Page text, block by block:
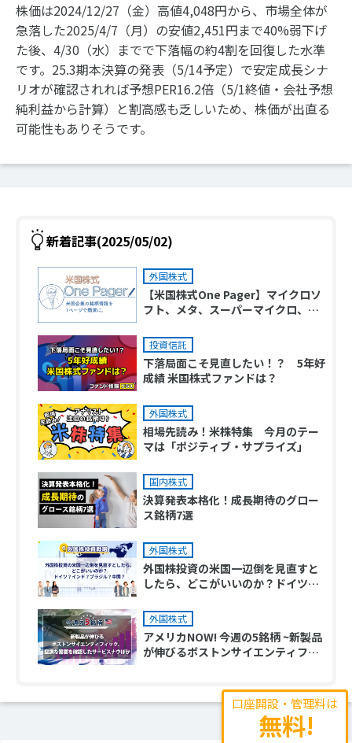
株価は2024/12/27（金）高値4,048円から、市場全体が
急落した2025/4/7（月）の安値2,451円まで40%弱下げ
た後、4/30（水）までで下落幅の約4割を回復した水準
です。25.3期本決算の発表（5/14予定）で安定成長シナ
リオが確認されれば予想PER16.2倍（5/1終値・会社予想
純利益から計算）と割高感も乏しいため、株価が出直る
可能性もありそうです。
新着記事(2025/05/02)
外国株式
【米国株式One Pager】マイクロソ
フト、メタ、スーパーマイクロ、ア
ファイザー
投資信託
下落局面こそ見直したい！？ 5年好
成績 米国株式ファンドは？
外国株式
相場先読み！米株特集 今月のテー
マは「ポジティブ・サプライズ」
国内株式
決算発表本格化！成長期待のグロー
ス銘柄7選
外国株式
外国株投資の米国一辺倒を見直すと
したら、どこがいいのか？ドイツ？
外国株式
アメリカNOW! 今週の5銘柄 ~新製品
が伸びるボストンサイエンティフィ
口座開設・管理料は
無料!